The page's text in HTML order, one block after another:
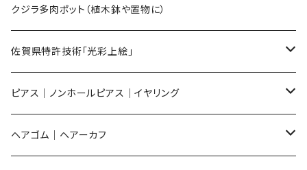
Sサイズ
flower
メンズ ギフトセット
クジラ多肉ポット（植木鉢や置物に）
佐賀県特許技術「光彩上絵」
ピアス
イヤリング
ピアス｜ノンホールピアス｜イヤリング
ピアス
ヘアゴム｜ヘアーカフ